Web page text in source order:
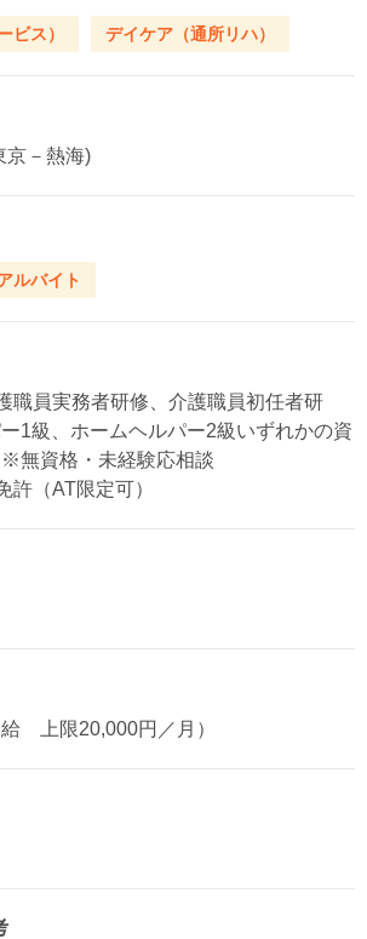
ビス） デイケア（通所リハ）
京－熱海)
ルバイト
職員実務者研修、介護職員初任者研
1級、ホームヘルパー2級いずれかの資
無資格・未経験応相談
許（AT限定可）
上限20,000円／月）